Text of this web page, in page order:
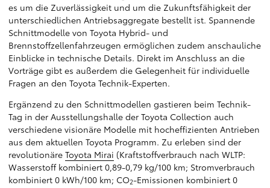
es um die Zuverlässigkeit und um die Zukunftsfähigkeit der
unterschiedlichen Antriebsaggregate bestellt ist. Spannende
Schnittmodelle von Toyota Hybrid- und
Brennstoffzellenfahrzeugen ermöglichen zudem anschauliche
Einblicke in technische Details. Direkt im Anschluss an die
Vorträge gibt es außerdem die Gelegenheit für individuelle
Fragen an den Toyota Technik-Experten.
Ergänzend zu den Schnittmodellen gastieren beim Technik-
Tag in der Ausstellungshalle der Toyota Collection auch
verschiedene visionäre Modelle mit hocheffizienten Antrieben
aus dem aktuellen Toyota Programm. Zu erleben sind der
revolutionäre Toyota Mirai (Kraftstoffverbrauch nach WLTP:
Wasserstoff kombiniert 0,89-0,79 kg/100 km; Stromverbrauch
kombiniert 0 kWh/100 km; CO2-Emissionen kombiniert 0